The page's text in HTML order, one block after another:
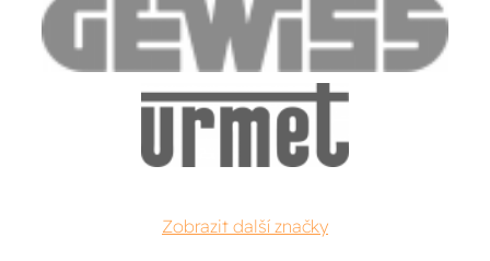
Zobrazit další značky